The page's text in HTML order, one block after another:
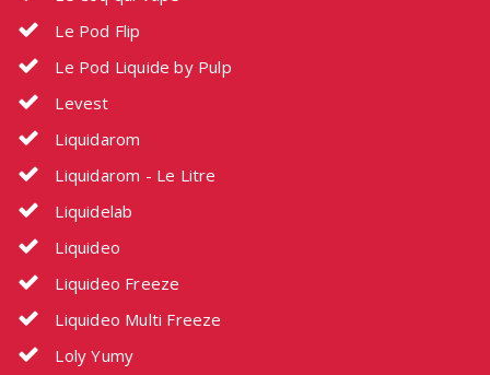
Le Pod Flip
Le Pod Liquide by Pulp
Levest
Liquidarom
Liquidarom - Le Litre
Liquidelab
Liquideo
Liquideo Freeze
Liquideo Multi Freeze
Loly Yumy